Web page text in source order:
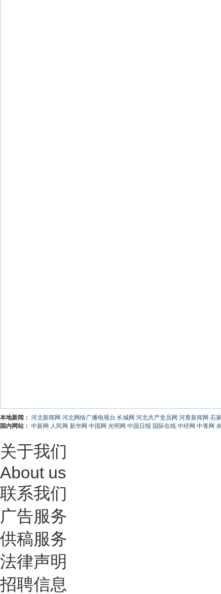
本地新闻： 河北新闻网 河北网络广播电视台 长城网 河北共产党员网 河青新闻网 石
国内网站： 中新网 人民网 新华网 中国网 光明网 中国日报 国际在线 中经网 中青网
关于我们
About us
联系我们
广告服务
供稿服务
法律声明
招聘信息